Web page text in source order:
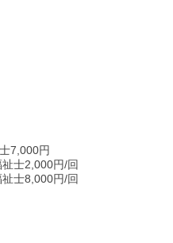
7,000円
士2,000円/回
士8,000円/回